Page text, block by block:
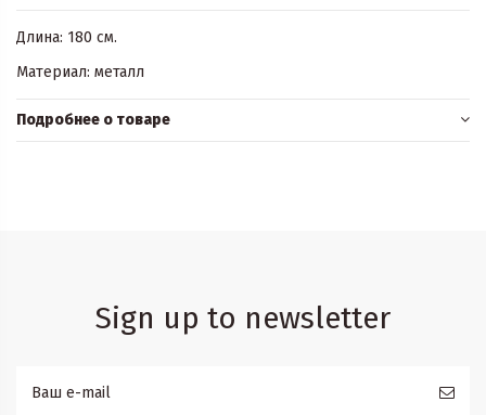
Длина: 180 см.
Материал: металл
Подробнее о товаре
Sign up to newsletter